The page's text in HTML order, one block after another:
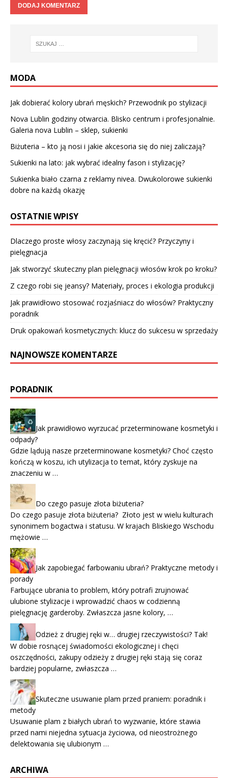
MODA
Jak dobierać kolory ubrań męskich? Przewodnik po stylizacji
Nova Lublin godziny otwarcia. Blisko centrum i profesjonalnie.
Galeria nova Lublin – sklep, sukienki
Biżuteria – kto ją nosi i jakie akcesoria się do niej zaliczają?
Sukienki na lato: jak wybrać idealny fason i stylizację?
Sukienka biało czarna z reklamy nivea. Dwukolorowe sukienki
dobre na każdą okazję
OSTATNIE WPISY
Dlaczego proste włosy zaczynają się kręcić? Przyczyny i
pielęgnacja
Jak stworzyć skuteczny plan pielęgnacji włosów krok po kroku?
Z czego robi się jeansy? Materiały, proces i ekologia produkcji
Jak prawidłowo stosować rozjaśniacz do włosów? Praktyczny
poradnik
Druk opakowań kosmetycznych: klucz do sukcesu w sprzedaży
NAJNOWSZE KOMENTARZE
PORADNIK
Jak prawidłowo wyrzucać przeterminowane kosmetyki i
odpady?
Gdzie lądują nasze przeterminowane kosmetyki? Choć często
kończą w koszu, ich utylizacja to temat, który zyskuje na
znaczeniu w …
Do czego pasuje złota biżuteria?
Do czego pasuje złota biżuteria? Złoto jest w wielu kulturach
synonimem bogactwa i statusu. W krajach Bliskiego Wschodu
mężowie …
Jak zapobiegać farbowaniu ubrań? Praktyczne metody i
porady
Farbujące ubrania to problem, który potrafi zrujnować
ulubione stylizacje i wprowadzić chaos w codzienną
pielęgnację garderoby. Zwłaszcza jasne kolory, …
Odzież z drugiej ręki w… drugiej rzeczywistości? Tak!
W dobie rosnącej świadomości ekologicznej i chęci
oszczędności, zakupy odzieży z drugiej ręki stają się coraz
bardziej popularne, zwłaszcza …
Skuteczne usuwanie plam przed praniem: poradnik i
metody
Usuwanie plam z białych ubrań to wyzwanie, które stawia
przed nami niejedna sytuacja życiowa, od nieostrożnego
delektowania się ulubionym …
ARCHIWA